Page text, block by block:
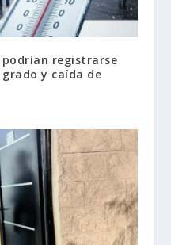
registrarse
y caída de